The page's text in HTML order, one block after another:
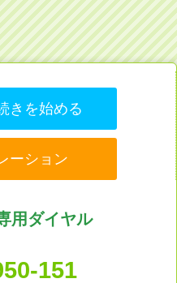
きを始める
ーション
用ダイヤル
151